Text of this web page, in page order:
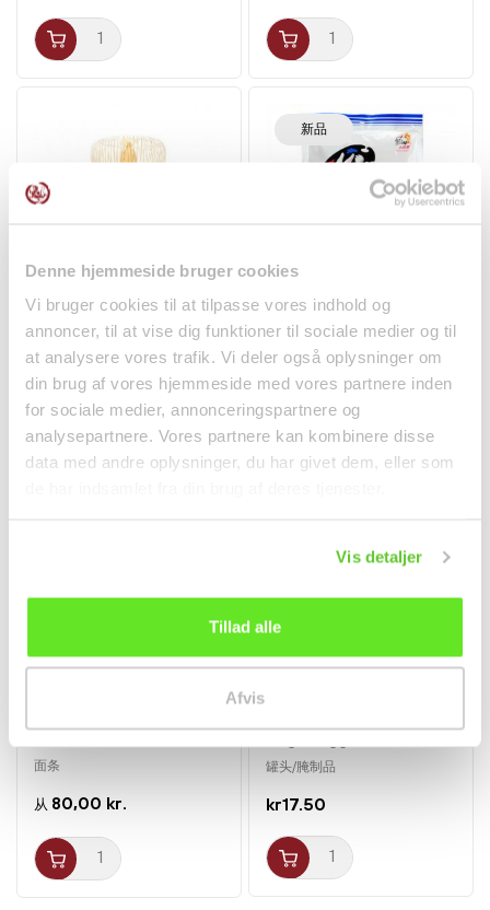
Denne hjemmeside bruger cookies
Vi bruger cookies til at tilpasse vores indhold og
annoncer, til at vise dig funktioner til sociale medier og til
at analysere vores trafik. Vi deler også oplysninger om
din brug af vores hjemmeside med vores partnere inden
for sociale medier, annonceringspartnere og
analysepartnere. Vores partnere kan kombinere disse
data med andre oplysninger, du har givet dem, eller som
Vis detaljer
Tillad alle
Afvis
Matcha Piskeris 80
børstehår 1stk
非食品
kr118.00
新品
Mælkekaramel 200g
White Rabbit
零食
kr44.00
5x140g...
面条
从 80,00 kr.
罐头/腌制品
kr17.50